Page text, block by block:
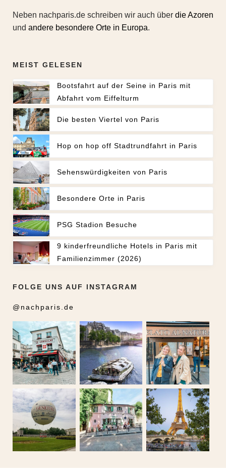
Neben nachparis.de schreiben wir auch über die Azoren
und andere besondere Orte in Europa.
MEIST GELESEN
Bootsfahrt auf der Seine in Paris mit
Abfahrt vom Eiffelturm
Die besten Viertel von Paris
Hop on hop off Stadtrundfahrt in Paris
Sehenswürdigkeiten von Paris
Besondere Orte in Paris
PSG Stadion Besuche
9 kinderfreundliche Hotels in Paris mit
Familienzimmer (2026)
FOLGE UNS AUF INSTAGRAM
@nachparis.de